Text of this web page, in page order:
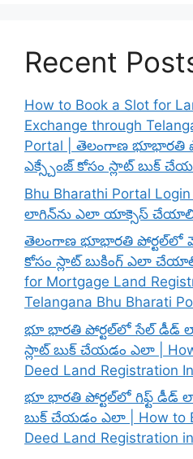
Recent
How to Book a Slot for
Exchange through
Portal | తెలంగాణ భూభారతి
ఎక్స్చేంజ్ కోసం స్లాట్ బుక్
Bhu Bharathi Portal
లాగిన్‌ను ఎలా యాక్సెస్
తెలంగాణ భూభారతి పోర్టల్‌లో
కోసం స్లాట్ బుకింగ్ ఎలా చేయాలి
for Mortgage Land
Telangana Bhu Bharati
భూ భారతి పోర్టల్‌లో సేల్ డీడ్
స్లాట్ బుక్ చేయడం ఎలా | How
Deed Land Registration
భూ భారతి పోర్టల్‌లో గిఫ్ట్ డీడ్
బుక్ చేయడం ఎలా | How to
Deed Land Registration